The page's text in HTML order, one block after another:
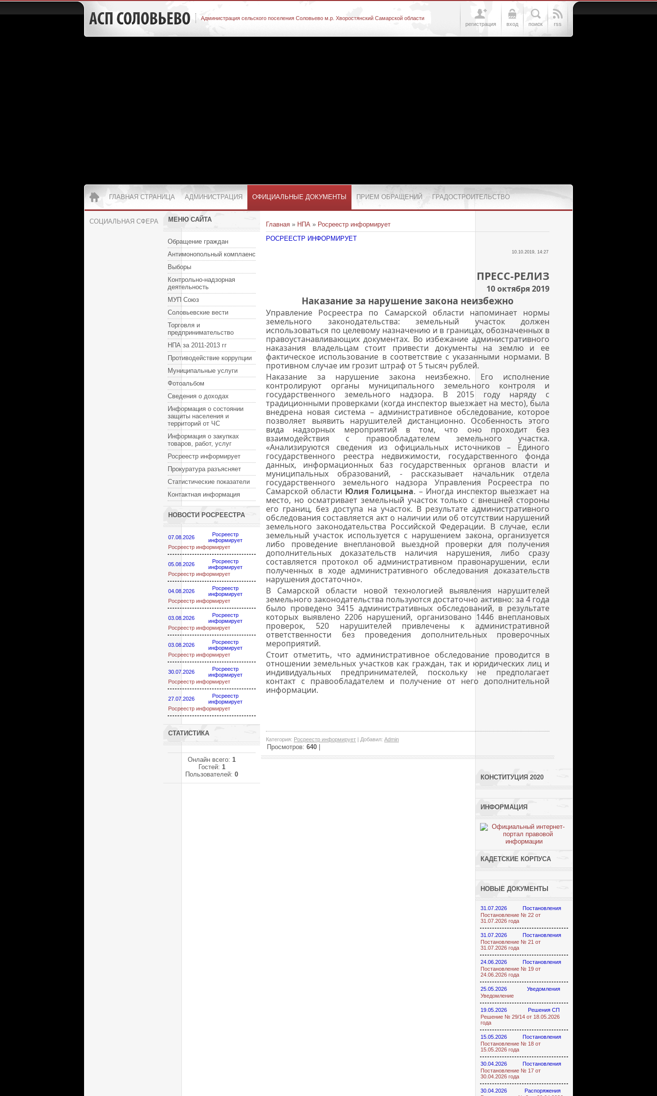
Администрация сельского поселения Соловьево м.р. Хворостянский Самарской области
регистрация
вход поиск rss
ГЛАВНАЯ СТРАНИЦА АДМИНИСТРАЦИЯ ОФИЦИАЛЬНЫЕ ДОКУМЕНТЫ ПРИЕМ ОБРАЩЕНИЙ ГРАДОСТРОИТЕЛЬСТВО
СОЦИАЛЬНАЯ СФЕРА МЕНЮ САЙТА
Обращение граждан
Антимонопольный комплаенс
Выборы
Контрольно-надзорная
деятельность
МУП Союз
Соловьевские вести
Торговля и
предпринимательство
НПА за 2011-2013 гг
Противодействие коррупции
Муниципальные услуги
Фотоальбом
Сведения о доходах
Информация о состоянии
защиты населения и
территорий от ЧС
Информация о закупках
товаров, работ, услуг
Росреестр информирует
Прокуратура разъясняет
Статистические показатели
Контактная информация
НОВОСТИ РОСРЕЕСТРА
07.08.2026
Росреестр
информирует
Росреестр информирует
05.08.2026
Росреестр
информирует
Росреестр информирует
04.08.2026
Росреестр
информирует
Росреестр информирует
03.08.2026
Росреестр
информирует
Росреестр информирует
03.08.2026
Росреестр
информирует
Росреестр информирует
30.07.2026
Росреестр
информирует
Росреестр информирует
27.07.2026
Росреестр
информирует
Росреестр информирует
СТАТИСТИКА
Онлайн всего: 1
Гостей: 1
Пользователей: 0
Главная » НПА » Росреестр информирует
РОСРЕЕСТР ИНФОРМИРУЕТ
10.10.2019, 14:27
ПРЕСС-РЕЛИЗ
10 октября 2019
Наказание за нарушение закона неизбежно
Управление Росреестра по Самарской области напоминает нормы
земельного законодательства: земельный участок должен
использоваться по целевому назначению и в границах, обозначенных в
правоустанавливающих документах. Во избежание административного
наказания владельцам стоит привести документы на землю и ее
фактическое использование в соответствие с указанными нормами. В
противном случае им грозит штраф от 5 тысяч рублей.
Наказание за нарушение закона неизбежно. Его исполнение
контролируют органы муниципального земельного контроля и
государственного земельного надзора. В 2015 году наряду с
традиционными проверками (когда инспектор выезжает на место), была
внедрена новая система – административное обследование, которое
позволяет выявить нарушителей дистанционно. Особенность этого
вида надзорных мероприятий в том, что оно проходит без
взаимодействия с правообладателем земельного участка.
«Анализируются сведения из официальных источников – Единого
государственного реестра недвижимости, государственного фонда
данных, информационных баз государственных органов власти и
муниципальных образований, - рассказывает начальник отдела
государственного земельного надзора Управления Росреестра по
Самарской области Юлия Голицына. – Иногда инспектор выезжает на
место, но осматривает земельный участок только с внешней стороны
его границ, без доступа на участок. В результате административного
обследования составляется акт о наличии или об отсутствии нарушений
земельного законодательства Российской Федерации. В случае, если
земельный участок используется с нарушением закона, организуется
либо проведение внеплановой выездной проверки для получения
дополнительных доказательств наличия нарушения, либо сразу
составляется протокол об административном правонарушении, если
полученных в ходе административного обследования доказательств
нарушения достаточно».
В Самарской области новой технологией выявления нарушителей
земельного законодательства пользуются достаточно активно: за 4 года
было проведено 3415 административных обследований, в результате
которых выявлено 2206 нарушений, организовано 1446 внеплановых
проверок, 520 нарушителей привлечены к административной
ответственности без проведения дополнительных проверочных
мероприятий.
Стоит отметить, что административное обследование проводится в
отношении земельных участков как граждан, так и юридических лиц и
индивидуальных предпринимателей, поскольку не предполагает
контакт с правообладателем и получение от него дополнительной
информации.
Категория: Росреестр информирует | Добавил: Admin
Просмотров: 640
КОНСТИТУЦИЯ 2020
ИНФОРМАЦИЯ
КАДЕТСКИЕ КОРПУСА
НОВЫЕ ДОКУМЕНТЫ
31.07.2026
Постановления
Постановление № 22 от
31.07.2026 года
31.07.2026
Постановления
Постановление № 21 от
31.07.2026 года
24.06.2026
Постановления
Постановление № 19 от
24.06.2026 года
25.05.2026
Уведомления
Уведомление
19.05.2026
Решения СП
Решение № 29/14 от 18.05.2026
года
15.05.2026
Постановления
Постановление № 18 от
15.05.2026 года
30.04.2026
Постановления
Постановление № 17 от
30.04.2026 года
30.04.2026
Распоряжения